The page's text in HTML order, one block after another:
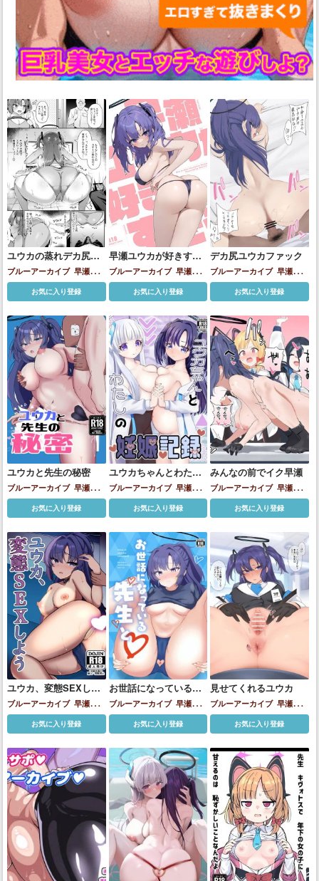
ユウカの蒸れデカ尻コ
キで抜いてもらう漫画
ブルーアーカイブ 早瀬ユウ
カ
お気に入り登録
早瀬ユウカが好きすぎ
る!!
ブルーアーカイブ 早瀬ユウ
カ
お気に入り登録
デカ尻ユウカファック
ブルーアーカイブ 早瀬ユウ
カ
お気に入り登録
ユウカと先生の秘密
ブルーアーカイブ 早瀬ユウ
カ
お気に入り登録
ユウカちゃんとわたし
の妊娠記録
ブルーアーカイブ 早瀬ユウ
カ生塩ノア
お気に入り登録
みんなの前でイク早瀬
ブルーアーカイブ 早瀬ユウ
カ
お気に入り登録
ユウカ、変態SEXしよ
う
ブルーアーカイブ 早瀬ユウ
カ
お気に入り登録
お世話になっている先
生と
ブルーアーカイブ 早瀬ユウ
カ
お気に入り登録
見せてくれるユウカ
ブルーアーカイブ 早瀬ユウ
カ
お気に入り登録